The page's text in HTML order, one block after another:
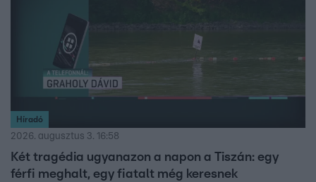
Híradó
2026. augusztus 3. 16:58
Két tragédia ugyanazon a napon a Tiszán: egy
férfi meghalt, egy fiatalt még keresnek